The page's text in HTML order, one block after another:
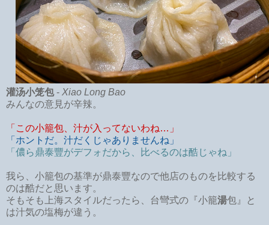
灌汤小笼包- Xiao Long Bao
みんなの意見が辛辣。
「この小籠包、汁が入ってないわね…」
「ホントだ。汁だくじゃありませんね」
「儂ら鼎泰豐がデフォだから、
比べるのは酷じゃね」
我ら、小籠包の基準が鼎泰豐なので他店のものを比較する
のは酷だと思います。
そもそも上海スタイルだったら、台彎式の『小籠湯包』と
は汁気の塩梅が違う。